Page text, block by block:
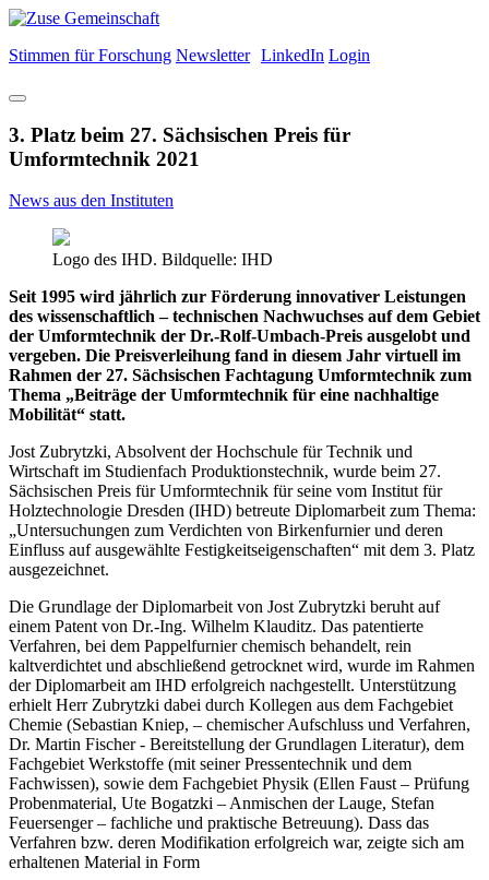
Stimmen für Forschung Newsletter LinkedIn Login
3. Platz beim 27. Sächsischen Preis für
Umformtechnik 2021
News aus den Instituten
Logo des IHD. Bildquelle: IHD
Seit 1995 wird jährlich zur Förderung innovativer Leistungen
des wissenschaftlich – technischen Nachwuchses auf dem Gebiet
der Umformtechnik der Dr.-Rolf-Umbach-Preis ausgelobt und
vergeben. Die Preisverleihung fand in diesem Jahr virtuell im
Rahmen der 27. Sächsischen Fachtagung Umformtechnik zum
Thema „Beiträge der Umformtechnik für eine nachhaltige
Mobilität“ statt.
Jost Zubrytzki, Absolvent der Hochschule für Technik und
Wirtschaft im Studienfach Produktionstechnik, wurde beim 27.
Sächsischen Preis für Umformtechnik für seine vom Institut für
Holztechnologie Dresden (IHD) betreute Diplomarbeit zum Thema:
„Untersuchungen zum Verdichten von Birkenfurnier und deren
Einfluss auf ausgewählte Festigkeitseigenschaften“ mit dem 3. Platz
ausgezeichnet.
Die Grundlage der Diplomarbeit von Jost Zubrytzki beruht auf
einem Patent von Dr.-Ing. Wilhelm Klauditz. Das patentierte
Verfahren, bei dem Pappelfurnier chemisch behandelt, rein
kaltverdichtet und abschließend getrocknet wird, wurde im Rahmen
der Diplomarbeit am IHD erfolgreich nachgestellt. Unterstützung
erhielt Herr Zubrytzki dabei durch Kollegen aus dem Fachgebiet
Chemie (Sebastian Kniep, – chemischer Aufschluss und Verfahren,
Dr. Martin Fischer - Bereitstellung der Grundlagen Literatur), dem
Fachgebiet Werkstoffe (mit seiner Pressentechnik und dem
Fachwissen), sowie dem Fachgebiet Physik (Ellen Faust – Prüfung
Probenmaterial, Ute Bogatzki – Anmischen der Lauge, Stefan
Feuersenger – fachliche und praktische Betreuung). Dass das
Verfahren bzw. deren Modifikation erfolgreich war, zeigte sich am
erhaltenen Material in Form